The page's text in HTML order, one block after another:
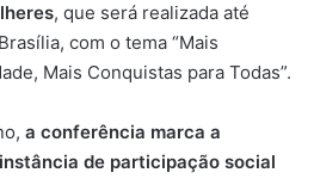
, que será realizada até
com o tema “Mais
Mais Conquistas para Todas”.
a conferência marca a
de participação social